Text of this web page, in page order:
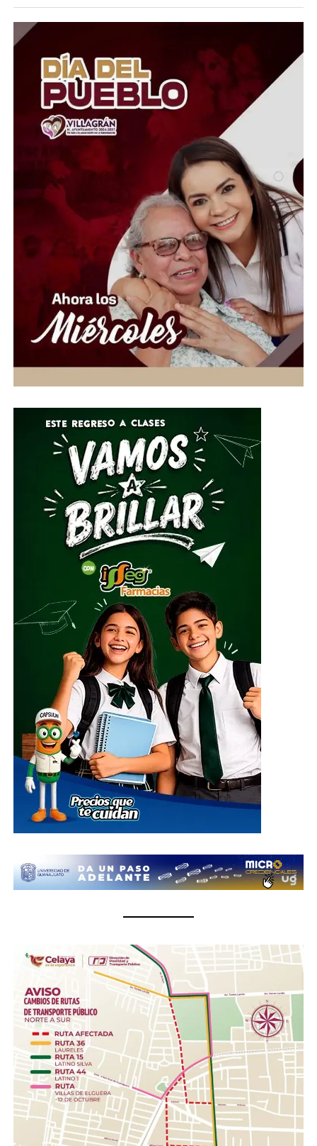
El Presidente del Consejo Consultivo del Sistema DIF
Estatal Guanajuato, Juan Carlos Montesinos Carranza,
señaló que esta iniciativa busca brindar apoyo solidario y
oportuno a quienes atraviesan momentos difíciles, por
lo que convocó a la ciudadanía, al sector empresarial,
asociaciones civiles, grupos voluntarios y sociedad en
general, a sumarse a esta causa mediante la donación de
insumos esenciales.
“Hoy más que nunca es momento de demostrar que la
solidaridad no conoce fronteras. Desde Guanajuato
extendemos la mano a las familias venezolanas que
enfrentan esta emergencia, convencidos de que cada
aportación puede hacer la diferencia en la vida de
quienes más lo necesitan”, expresó.
Ante esta situación de emergencia humanitaria, el
Gobierno de la Gente, a través del Voluntariado de la
Gente, habilitó centros de acopio del 1 al 10 de julio en
el Parque Guanajuato Bicentenario, las oficinas del
Por su parte, el Director General del Sistema DIF Estatal
Guanajuato, José Alfonso Borja Pimentel, explicó que se
estarán recibiendo alimentos no perecederos, artículos
de higiene personal, insumos de limpieza y
herramientas, mismos que serán clasificados y
embalados para su posterior entrega al Sistema
Nacional DIF, instancia encargada de coordinar el envío
del apoyo humanitario.
ADVERTISEMENT
El centro de acopio principal estará ubicado en el
Parque Guanajuato Bicentenario, localizado en la
carretera de cuota kilómetro 3.8, comunidad Los
Rodríguez, en el municipio de Silao; además de las
oficinas del Sistema DIF Estatal Guanajuato ubicadas en
Paseo de la Presa # 89-A, Zona Centro, en la ciudad de
Guanajuato; así como en las instalaciones de los 46
Sistemas DIF Municipales del estado, donde las
donaciones podrán entregarse del 1 al 10 de julio, en un
¿Qué se puede donar?
Insumos de limpieza.- Aromatizante, detergente,
cloro, desinfectantes, escobas, trapeadores,
cubetas, jergas.
Higiene personal.- Shampoo, pasta dental, jabón de
barra, toallas húmedas, toallas sanitarias, rastrillos.
Herramientas .- Pala, pico, guantes, linternas,
cascos, pilas.
Con esta acción, el Gobierno de la Gente, a través del
Sistema DIF Estatal Guanajuato y el Voluntariado de la